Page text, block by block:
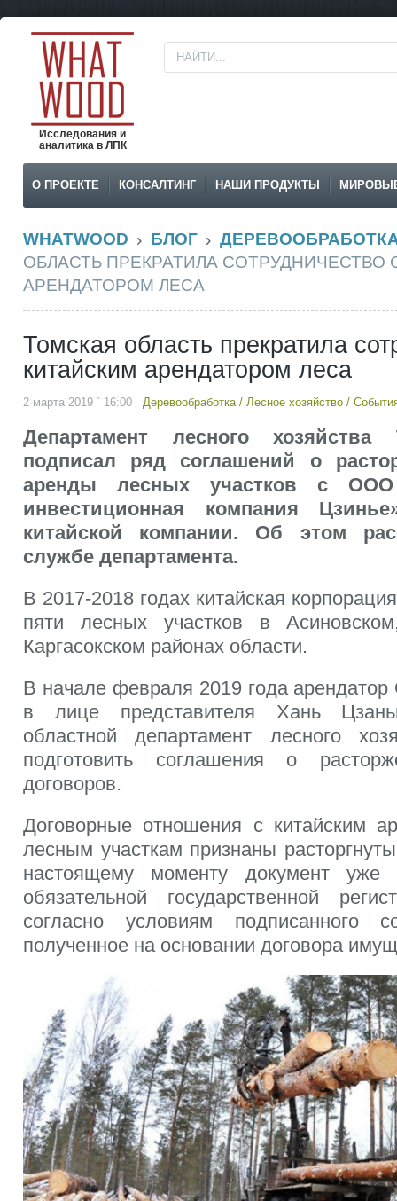
Исследования и
аналитика в ЛПК
О ПРОЕКТЕ КОНСАЛТИНГ НАШИ ПРОДУКТЫ
WHATWOOD БЛОГ
ОБЛАСТЬ ПРЕКРАТИЛА СОТРУДНИЧЕСТВО
АРЕНДАТОРОМ ЛЕСА
Томская область прекратила
китайским арендатором леса
2 марта 2019 ` 16:00 Деревообработка/ Лесное хозяйство /
Департамент лесного хозяйства
подписал ряд соглашений о
аренды лесных участков с ООО
инвестиционная компания
китайской компании. Об этом
службе департамента.
В 2017-2018 годах китайская
пяти лесных участков в
Каргасокском районах области.
В начале февраля 2019 года
в лице представителя Хань
областной департамент лесного
подготовить соглашения о
договоров.
Договорные отношения с китайским
лесным участкам признаны
настоящему моменту документ уже
обязательной государственной
согласно условиям подписанного
полученное на основании договора